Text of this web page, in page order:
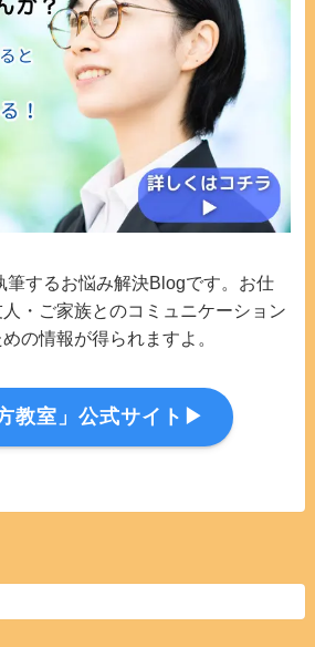
筆するお悩み解決Blogです。お仕
・ご家族とのコミュニケーション
の情報が得られますよ。
教室」公式サイト▶